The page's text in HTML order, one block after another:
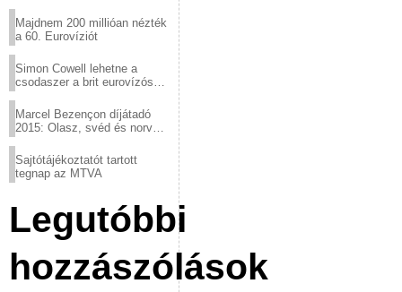
Majdnem 200 millióan nézték
a 60. Eurovíziót
Simon Cowell lehetne a
csodaszer a brit eurovízós
Marcel Bezençon díjátadó
2015: Olasz, svéd és norvég
Sajtótájékoztatót tartott
tegnap az MTVA
Legutóbbi
hozzászólások